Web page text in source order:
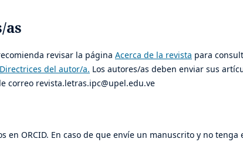
as
revisar la página Acerca de la revista para
Directrices del autor/a. Los autores/as deben enviar sus
correo revista.letras.ipc@upel.edu.ve
en ORCID. En caso de que envíe un manuscrito y no tenga